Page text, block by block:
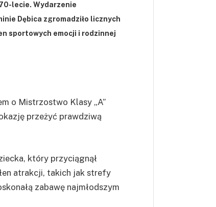
lecie. Wydarzenie
Dębica zgromadziło licznych
sportowych emocji i rodzinnej
o Mistrzostwo Klasy „A”
przeżyć prawdziwą
który przyciągnął
atrakcji, takich jak strefy
zabawę najmłodszym